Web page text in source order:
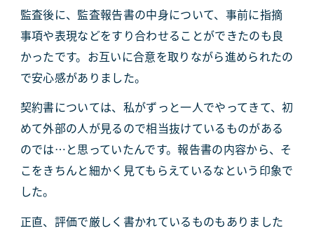
監査後に、監査報告書の中身について、事前に指摘
事項や表現などをすり合わせることができたのも良
かったです。お互いに合意を取りながら進められたの
で安心感がありました。
契約書については、私がずっと一人でやってきて、初
めて外部の人が見るので相当抜けているものがある
のでは…と思っていたんです。報告書の内容から、そ
こをきちんと細かく見てもらえているなという印象で
した。
正直、評価で厳しく書かれているものもありました